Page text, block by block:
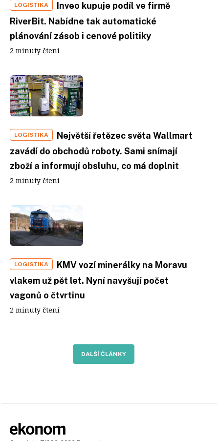
LOGISTIKA
Inveo kupuje podíl ve firmě
RiverBit. Nabídne tak automatické
plánování zásob i cenové politiky
2 minuty čtení
LOGISTIKA
Největší řetězec světa Wallmart
zavádí do obchodů roboty. Sami snímají
zboží a informují obsluhu, co má doplnit
2 minuty čtení
LOGISTIKA
KMV vozí minerálky na Moravu
vlakem už pět let. Nyní navyšují počet
vagonů o čtvrtinu
2 minuty čtení
DALŠÍ ČLÁNKY